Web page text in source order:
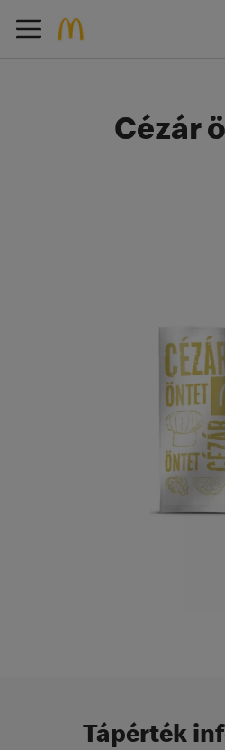
Cézár
Tápérték